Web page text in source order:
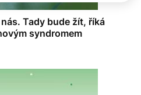
Tady bude žít, říká
syndromem